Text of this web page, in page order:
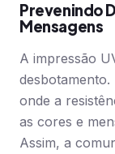
Prevenindo
Mensagens
A impressão
onde a
as cores e
Assim, a